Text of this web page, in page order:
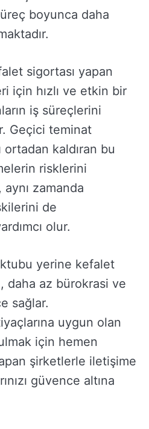
boyunca daha
sigortası yapan
için hızlı ve etkin bir
iş süreçlerini
Geçici teminat
ortadan kaldıran bu
risklerini
zamanda
de
olur.
yerine kefalet
daha az bürokrasi ve
sağlar.
uygun olan
için hemen
şirketlerle iletişime
güvence altına